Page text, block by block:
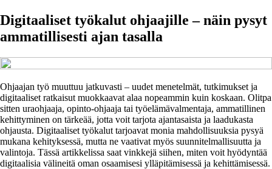
Digitaaliset työkalut ohjaajille – näin pysyt
ammatillisesti ajan tasalla
Ohjaajan työ muuttuu jatkuvasti – uudet menetelmät, tutkimukset ja
digitaaliset ratkaisut muokkaavat alaa nopeammin kuin koskaan. Olitpa
sitten uraohjaaja, opinto-ohjaaja tai työelämävalmentaja, ammatillinen
kehittyminen on tärkeää, jotta voit tarjota ajantasaista ja laadukasta
ohjausta. Digitaaliset työkalut tarjoavat monia mahdollisuuksia pysyä
mukana kehityksessä, mutta ne vaativat myös suunnitelmallisuutta ja
valintoja. Tässä artikkelissa saat vinkkejä siihen, miten voit hyödyntää
digitaalisia välineitä oman osaamisesi ylläpitämisessä ja kehittämisessä.